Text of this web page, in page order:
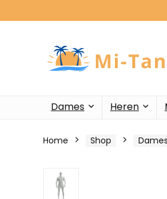
Dames Heren
Home Shop Dames